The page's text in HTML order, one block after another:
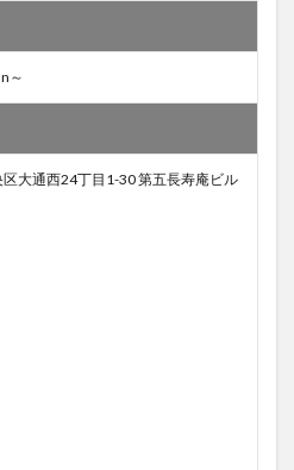
～
大通西24丁目1-30 第五長寿庵ビル